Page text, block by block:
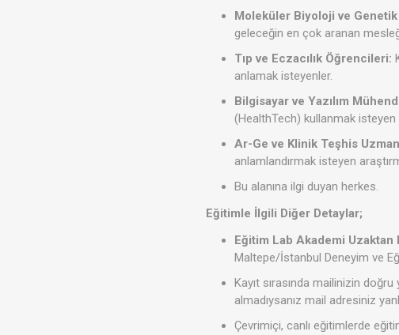
Moleküler Biyoloji ve
geleceğin en çok aranan
Tıp ve Eczacılık Öğrencileri:
anlamak isteyenler.
Bilgisayar ve Yazılım
(HealthTech) kullanmak isteyen
Ar-Ge ve Klinik Teşhis
anlamlandırmak isteyen
Bu alanına ilgi duyan herkes.
Eğitimle İlgili Diğer Detaylar;
Eğitim Lab Akademi
Maltepe/İstanbul Deneyim ve
Kayıt sırasında mailinizin doğru
almadıysanız mail adresiniz
Çevrimiçi, canlı eğitimlerde